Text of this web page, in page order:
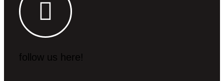
follow us here!